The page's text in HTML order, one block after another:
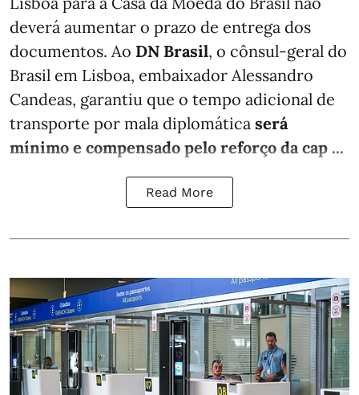
deverá aumentar o prazo de entrega dos
documentos. Ao DN Brasil, o cônsul-geral do
Brasil em Lisboa, embaixador Alessandro
Candeas, garantiu que o tempo adicional de
transporte por mala diplomática será
mínimo e compensado pelo reforço da cap ...
Read More